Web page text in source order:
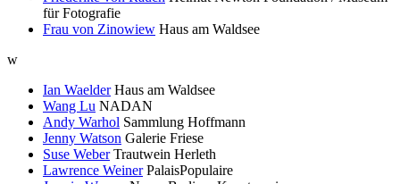
für Fotografie
Frau von Zinowiew Haus am Waldsee
w
Ian Waelder Haus am Waldsee
Wang Lu NADAN
Andy Warhol Sammlung Hoffmann
Jenny Watson Galerie Friese
Suse Weber Trautwein Herleth
Lawrence Weiner PalaisPopulaire